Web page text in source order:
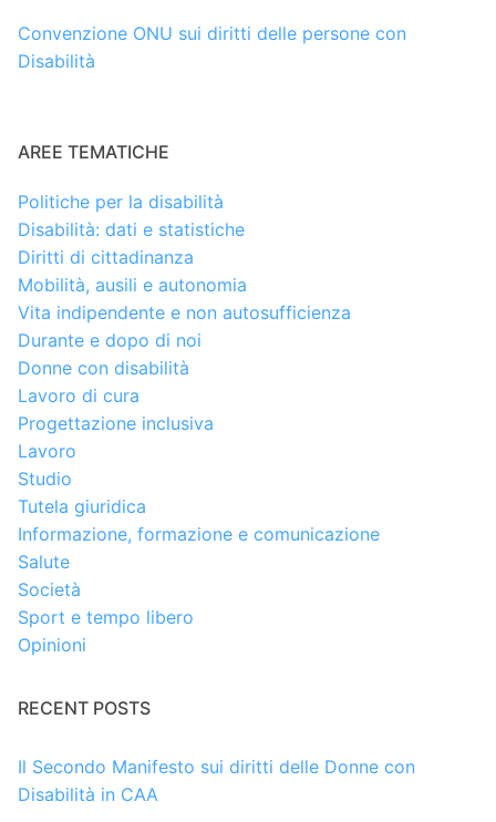
Convenzione ONU sui diritti delle persone con
Disabilità
AREE TEMATICHE
Politiche per la disabilità
Disabilità: dati e statistiche
Diritti di cittadinanza
Mobilità, ausili e autonomia
Vita indipendente e non autosufficienza
Durante e dopo di noi
Donne con disabilità
Lavoro di cura
Progettazione inclusiva
Lavoro
Studio
Tutela giuridica
Informazione, formazione e comunicazione
Salute
Società
Sport e tempo libero
Opinioni
RECENT POSTS
Il Secondo Manifesto sui diritti delle Donne con
Disabilità in CAA